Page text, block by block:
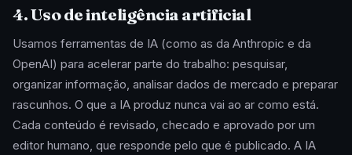
4. Uso de inteligência artificial
Usamos ferramentas de IA (como as da Anthropic e da
OpenAI) para acelerar parte do trabalho: pesquisar,
organizar informação, analisar dados de mercado e preparar
rascunhos. O que a IA produz nunca vai ao ar como está.
Cada conteúdo é revisado, checado e aprovado por um
editor humano, que responde pelo que é publicado. A IA